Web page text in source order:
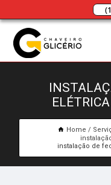
Home
instalação de